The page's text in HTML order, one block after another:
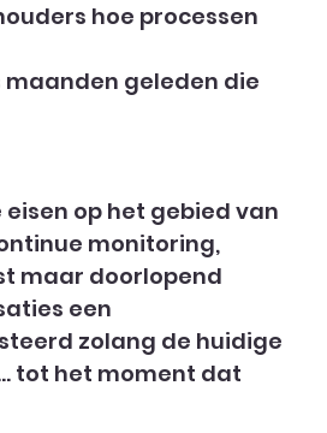
hoe processen
geleden die
op het gebied van
monitoring,
maar doorlopend
een
zolang de huidige
tot het moment dat